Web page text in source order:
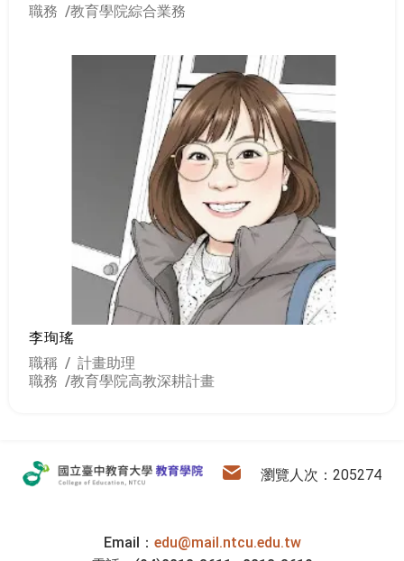
職務 /教育學院綜合業務
李珣瑤
職稱 / 計畫助理
職務 /教育學院高教深耕計畫
::: 瀏覽人次：205274
教育學院
電子信箱
Email： edu@mail.ntcu.edu.tw